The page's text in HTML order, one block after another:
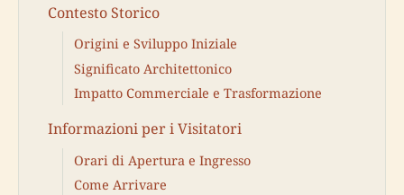
Contesto Storico
Origini e Sviluppo Iniziale
Significato Architettonico
Impatto Commerciale e Trasformazione
Informazioni per i Visitatori
Orari di Apertura e Ingresso
Come Arrivare